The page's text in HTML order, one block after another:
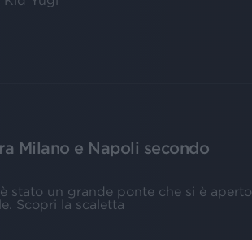
Milano e Napoli secondo
stato un grande ponte che si è aperto
Scopri la scaletta